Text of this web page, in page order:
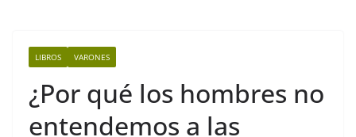
LIBROS VARONES
¿Por qué los hombres no
entendemos a las